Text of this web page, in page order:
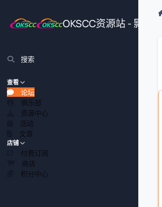
OKSCC资源站 - 影视
搜索
查看
论坛
俱乐部
资源中心
活动
文章
店铺
付费订阅
商店
积分中心